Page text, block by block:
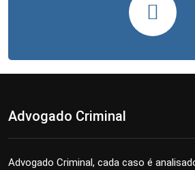
Advogado Criminal
Advogado Criminal, cada caso é